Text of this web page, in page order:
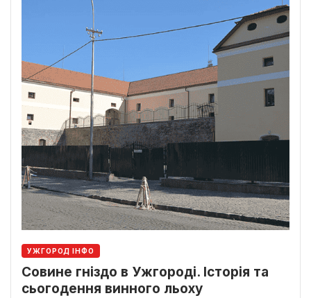
УЖГОРОД ІНФО
Совине гніздо в Ужгороді. Історія та
сьогодення винного льоху